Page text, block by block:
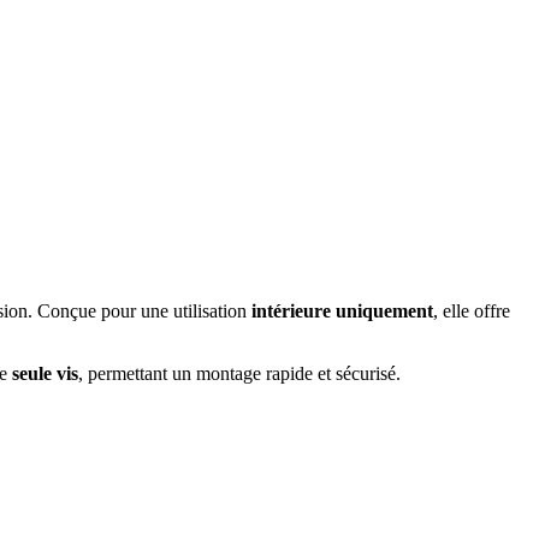
Conçue pour une utilisation intérieure uniquement, elle offre
seule vis, permettant un montage rapide et sécurisé.